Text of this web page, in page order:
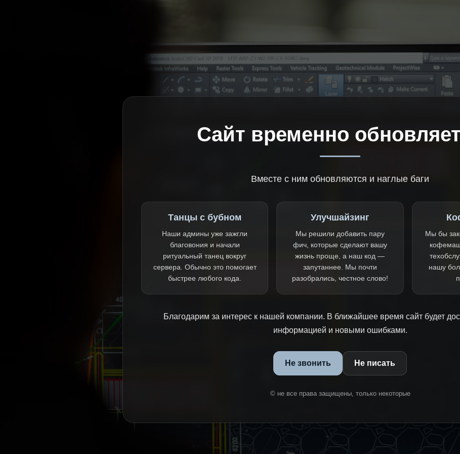
Сайт временно
Вместе с ним обновляются и наглые баги
Танцы с бубном
Наши админы уже зажгли
благовония и начали
ритуальный танец вокруг
сервера. Обычно это помогает
быстрее любого кода.
Улучшайзинг
Мы решили добавить пару
фич, которые сделают вашу
жизнь проще, а наш код —
запутаннее. Мы почти
разобрались, честное слово!
Мы бы
нашу
Благодарим за интерес к нашей компании. В ближайшее время сайт будет
информацией и новыми ошибками.
Не звонить Не писать
© не все права защищены, только некоторые